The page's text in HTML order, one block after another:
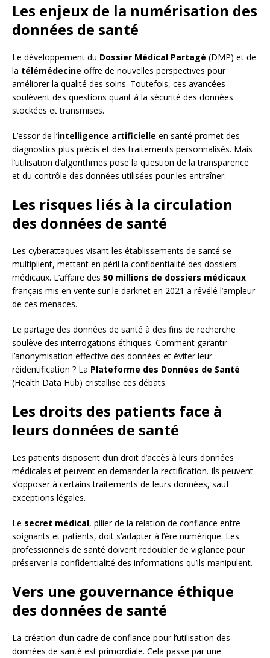
Les enjeux de la numérisation des
données de santé
Le développement du Dossier Médical Partagé (DMP) et de
la télémédecine offre de nouvelles perspectives pour
améliorer la qualité des soins. Toutefois, ces avancées
soulèvent des questions quant à la sécurité des données
stockées et transmises.
L’essor de l’intelligence artificielle en santé promet des
diagnostics plus précis et des traitements personnalisés. Mais
l’utilisation d’algorithmes pose la question de la transparence
et du contrôle des données utilisées pour les entraîner.
Les risques liés à la circulation
des données de santé
Les cyberattaques visant les établissements de santé se
multiplient, mettant en péril la confidentialité des dossiers
médicaux. L’affaire des 50 millions de dossiers médicaux
français mis en vente sur le darknet en 2021 a révélé l’ampleur
de ces menaces.
Le partage des données de santé à des fins de recherche
soulève des interrogations éthiques. Comment garantir
l’anonymisation effective des données et éviter leur
réidentification ? La Plateforme des Données de Santé
(Health Data Hub) cristallise ces débats.
Les droits des patients face à
leurs données de santé
Les patients disposent d’un droit d’accès à leurs données
médicales et peuvent en demander la rectification. Ils peuvent
s’opposer à certains traitements de leurs données, sauf
exceptions légales.
Le secret médical, pilier de la relation de confiance entre
soignants et patients, doit s’adapter à l’ère numérique. Les
professionnels de santé doivent redoubler de vigilance pour
préserver la confidentialité des informations qu’ils manipulent.
Vers une gouvernance éthique
des données de santé
La création d’un cadre de confiance pour l’utilisation des
données de santé est primordiale. Cela passe par une